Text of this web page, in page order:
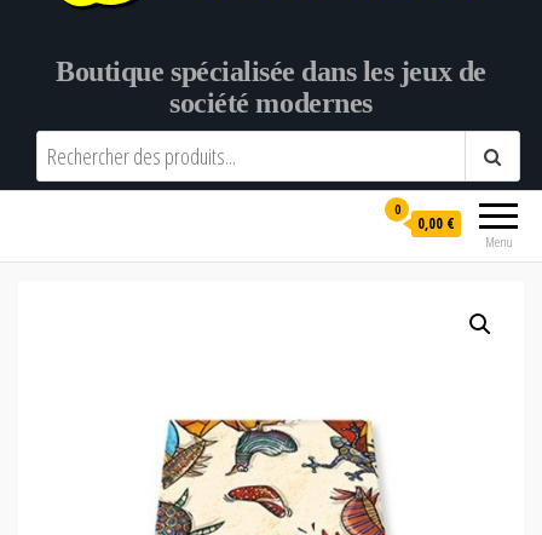
Boutique spécialisée dans les jeux de
société modernes
Menu
0
0,00 €